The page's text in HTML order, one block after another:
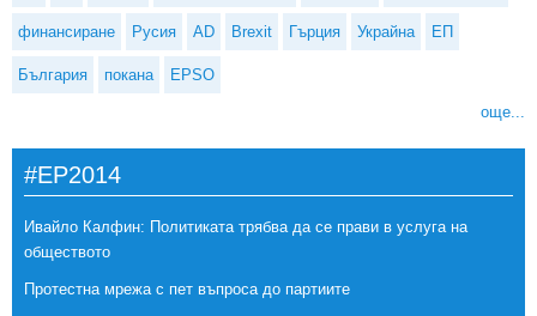
финансиране Русия AD Brexit Гърция Украйна ЕП
България покана EPSO
още...
#EP2014
Ивайло Калфин: Политиката трябва да се прави в услуга на
обществото
Протестна мрежа с пет въпроса до партиите